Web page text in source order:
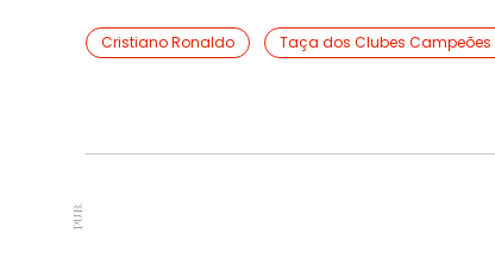
Cristiano Ronaldo Taça dos Clubes Campeões
PUB.